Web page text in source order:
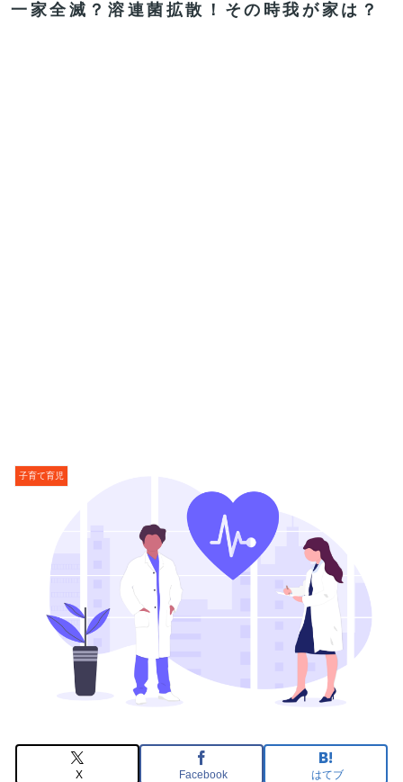
一家全滅？溶連菌拡散！その時我が家は？
子育て育児
X Facebook はてブ